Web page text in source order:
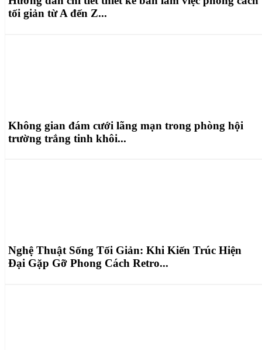
tối giản từ A đến Z...
Không gian đám cưới lãng mạn trong phòng hội
trường trắng tinh khôi...
Nghệ Thuật Sống Tối Giản: Khi Kiến Trúc Hiện
Đại Gặp Gỡ Phong Cách Retro...